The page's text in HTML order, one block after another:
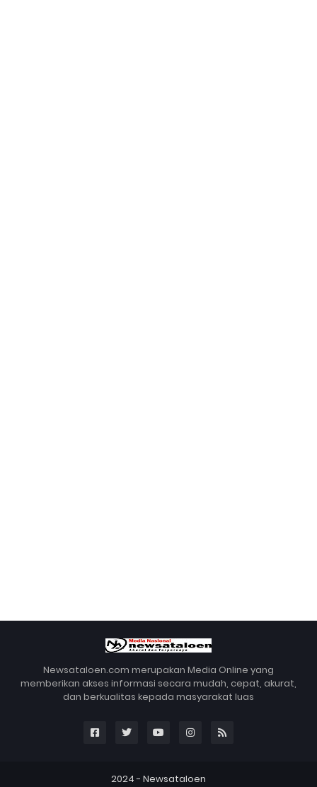
Newsataloen.com merupakan Media Online yang
memberikan akses informasi secara mudah, cepat, akurat,
dan berkualitas kepada masyarakat luas
2024 - Newsataloen